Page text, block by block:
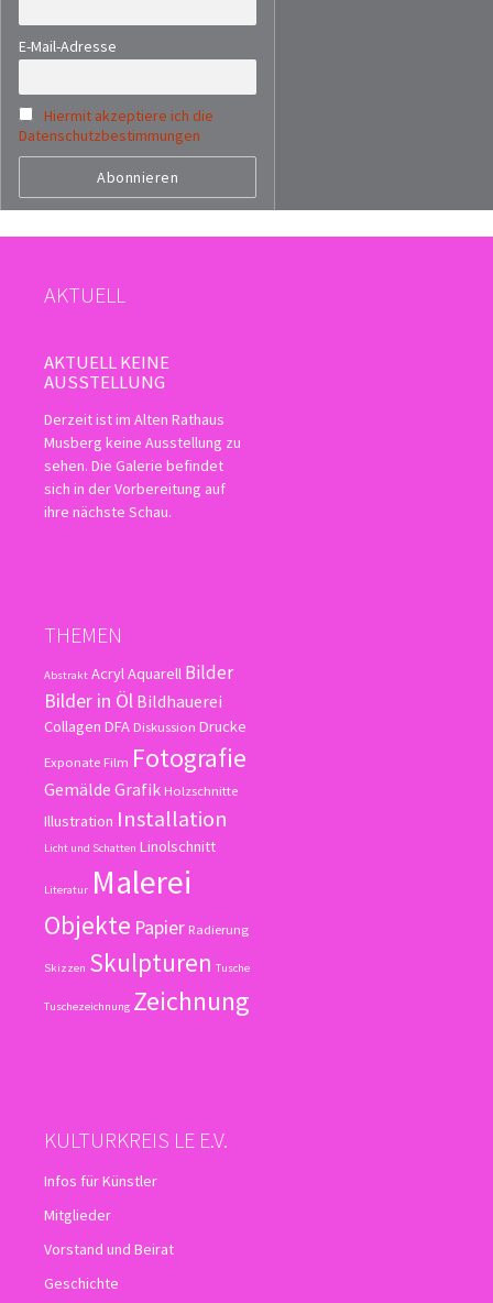
E-Mail-Adresse
Hiermit akzeptiere ich die
Datenschutzbestimmungen
AKTUELL
AKTUELL KEINE
AUSSTELLUNG
Derzeit ist im Alten Rathaus
Musberg keine Ausstellung zu
sehen. Die Galerie befindet
sich in der Vorbereitung auf
ihre nächste Schau.
THEMEN
Abstrakt AcrylAquarell Bilder
Bilder in Öl Bildhauerei
Collagen DFA Diskussion Drucke
Exponate Film Fotografie
Gemälde Grafik Holzschnitte
Illustration Installation
Licht und Schatten Linolschnitt
Literatur Malerei
Objekte Papier Radierung
Skizzen Skulpturen Tusche
Tuschezeichnung Zeichnung
KULTURKREIS LE E.V.
Infos für Künstler
Mitglieder
Vorstand und Beirat
Geschichte